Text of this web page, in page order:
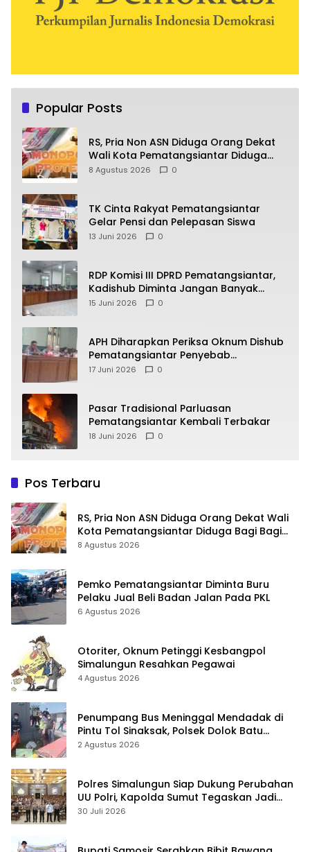
Popular Posts
RS, Pria Non ASN Diduga Orang Dekat
Wali Kota Pematangsiantar Diduga
Bagi Bagi Proyek ke Kontraktor
8 Agustus 2026 0
TK Cinta Rakyat Pematangsiantar
Gelar Pensi dan Pelepasan Siswa
13 Juni 2026 0
RDP Komisi III DPRD Pematangsiantar,
Kadishub Diminta Jangan Banyak
Alasan
15 Juni 2026 0
APH Diharapkan Periksa Oknum Dishub
Pematangsiantar Penyebab
Kebocoran PAD Retribusi Parkir
17 Juni 2026 0
Pasar Tradisional Parluasan
Pematangsiantar Kembali Terbakar
18 Juni 2026 0
Pos Terbaru
RS, Pria Non ASN Diduga Orang Dekat Wali
Kota Pematangsiantar Diduga Bagi Bagi
Proyek ke Kontraktor
8 Agustus 2026
Pemko Pematangsiantar Diminta Buru
Pelaku Jual Beli Badan Jalan Pada PKL
6 Agustus 2026
Otoriter, Oknum Petinggi Kesbangpol
Simalungun Resahkan Pegawai
4 Agustus 2026
Penumpang Bus Meninggal Mendadak di
Pintu Tol Sinaksak, Polsek Dolok Batu
Nanggar Gerak Cepat Olah TKP
2 Agustus 2026
Polres Simalungun Siap Dukung Perubahan
UU Polri, Kapolda Sumut Tegaskan Jadi
Fondasi Penguatan Profesionalisme dan
30 Juli 2026